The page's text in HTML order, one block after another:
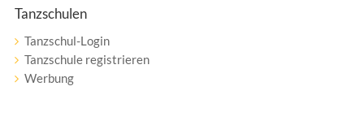
Tanzschulen
Tanzschul-Login
Tanzschule registrieren
Werbung